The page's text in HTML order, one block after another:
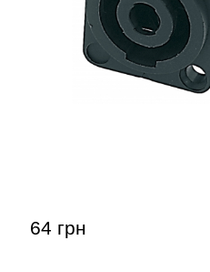
64 грн